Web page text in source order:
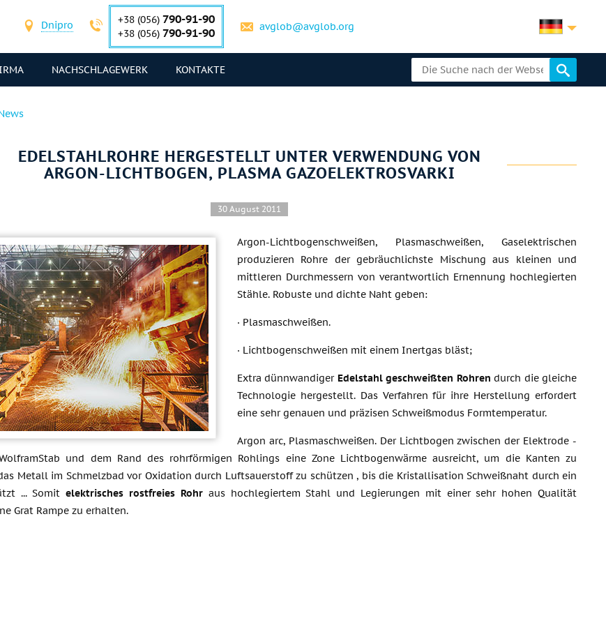
Dnipro +38 (056) 790-91-90
+38 (056) 790-91-90 avglob@avglob.org
NACHSCHLAGEWERK KONTAKTE
EDELSTAHLROHRE HERGESTELLT UNTER VERWENDUNG VON
ARGON-LICHTBOGEN, PLASMA GAZOELEKTROSVARKI
30 August 2011
Argon-Lichtbogenschweißen, Plasmaschweißen, Gaselektrischen
produzieren Rohre der gebräuchlichste Mischung aus kleinen und
mittleren Durchmessern von verantwortlich Ernennung hochlegierten
Stähle. Robuste und dichte Naht geben:
· Plasmaschweißen.
· Lichtbogenschweißen mit einem Inertgas bläst;
Extra dünnwandiger Edelstahl geschweißten Rohren durch die gleiche
Technologie hergestellt. Das Verfahren für ihre Herstellung erfordert
eine sehr genauen und präzisen Schweißmodus Formtemperatur.
Argon arc, Plasmaschweißen. Der Lichtbogen zwischen der Elektrode -
und dem Rand des rohrförmigen Rohlings eine Zone Lichtbogenwärme ausreicht, um die Kanten zu
Metall im Schmelzbad vor Oxidation durch Luftsauerstoff zu schützen , bis die Kristallisation Schweißnaht durch ein
... Somitelektrisches rostfreies Rohraus hochlegiertem Stahl und Legierungen mit einer sehr hohen Qualität
Grat Rampe zu erhalten.